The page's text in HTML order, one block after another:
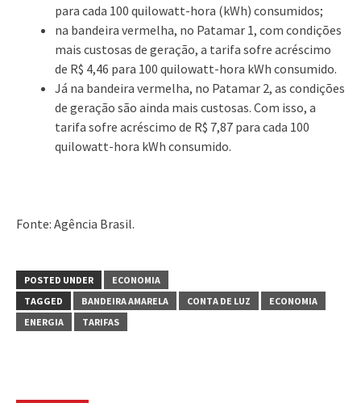
para cada 100 quilowatt-hora (kWh) consumidos;
na bandeira vermelha, no Patamar 1, com condições
mais custosas de geração, a tarifa sofre acréscimo
de R$ 4,46 para 100 quilowatt-hora kWh consumido.
Já na bandeira vermelha, no Patamar 2, as condições
de geração são ainda mais custosas. Com isso, a
tarifa sofre acréscimo de R$ 7,87 para cada 100
quilowatt-hora kWh consumido.
Fonte: Agência Brasil.
POSTED UNDER
ECONOMIA
TAGGED
BANDEIRA AMARELA CONTA DE LUZ
ECONOMIA
ENERGIA
TARIFAS